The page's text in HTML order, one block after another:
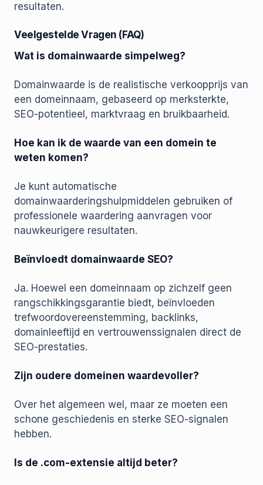
resultaten.
Veelgestelde Vragen (FAQ)
Wat is domainwaarde simpelweg?
Domainwaarde is de realistische verkoopprijs van
een domeinnaam, gebaseerd op merksterkte,
SEO-potentieel, marktvraag en bruikbaarheid.
Hoe kan ik de waarde van een domein te
weten komen?
Je kunt automatische
domainwaarderingshulpmiddelen gebruiken of
professionele waardering aanvragen voor
nauwkeurigere resultaten.
Beïnvloedt domainwaarde SEO?
Ja. Hoewel een domeinnaam op zichzelf geen
rangschikkingsgarantie biedt, beïnvloeden
trefwoordovereenstemming, backlinks,
domainleeftijd en vertrouwenssignalen direct de
SEO-prestaties.
Zijn oudere domeinen waardevoller?
Over het algemeen wel, maar ze moeten een
schone geschiedenis en sterke SEO-signalen
hebben.
Is de .com-extensie altijd beter?